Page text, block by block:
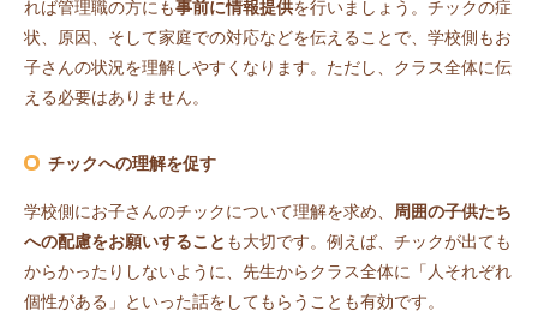
れば管理職の方にも事前に情報提供を行いましょう。チックの症
状、原因、そして家庭での対応などを伝えることで、学校側もお
子さんの状況を理解しやすくなります。ただし、クラス全体に伝
える必要はありません。
チックへの理解を促す
学校側にお子さんのチックについて理解を求め、 周囲の子供たち
への配慮をお願いすること も大切です。例えば、チックが出ても
からかったりしないように、先生からクラス全体に「人それぞれ
個性がある」といった話をしてもらうことも有効です。